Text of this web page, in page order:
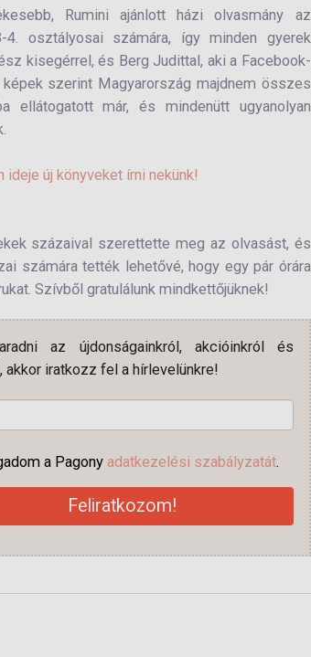
Rumini ajánlott házi olvasmány az
4. osztályosai számára, így minden gyerek
kisegérrel, és Berg Judittal, aki a Facebook-
szerint Magyarország majdnem összes
ellátogatott már, és mindenütt ugyanolyan
új könyveket írni nekünk!
százaival szerettette meg az olvasást, és
számára tették lehetővé, hogy egy pár órára
Szívből gratulálunk mindkettőjüknek!
az újdonságainkról, akcióinkról és
akkor iratkozz fel a hírlevelünkre!
a Pagony adatkezelési szabályzatát.
Feliratkozom!